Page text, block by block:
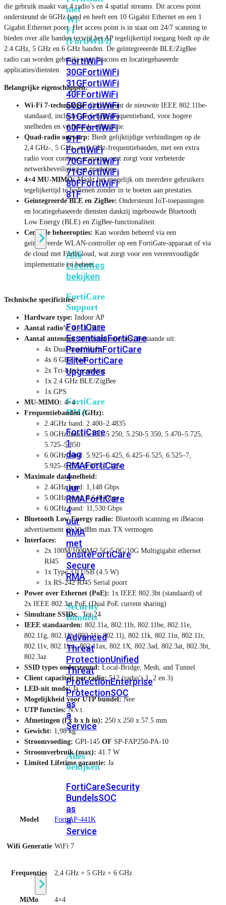
met
Wi-
Fi
(FortiWiFi)
FortiWiFi
30GFortiWiFi
31GFortiWiFi
40FFortiWiFi
50GFortiWiFi
51GFortiWiFi
60FFortiWiFi
61F
FortiWiFi
70GFortiWiFi
71GFortiWiFi
80FFortiWiFi
81F
Licentie
Alle
Licenties
bekijken
FortiCare
Support
FortiCare
EssentialsFortiCare
PremiumFortiCare
EliteFortiCare
Upgrades
FortiCare
RMA
FortiCare
1
dag
RMAFortiCare
4
uur
RMAFortiCare
4
uur
RMA
met
onsiteFortiCare
Secure
RMA
Security
Bundels
Advanced
Threat
ProtectionUnified
Threat
ProtectionEnterprise
ProtectionSOC
as
a
Service
Alles
bekijken
FortiCareSecurity
BundelsSOC
as
a
Service
Beveiliging
die gebruik maakt van 4 radio’s en 4 spatial streams. Dit access point
ondersteund de 6GHz band en heeft een 10 Gigabit Ethernet en een 1
Gigabit Ethernet poort. Het access point is in staat om 24/7 scanning te
bieden over alle banden terwijl het AP tegelijkertijd toegang biedt op de
2.4 GHz, 5 GHz en 6 GHz banden. De geïntegreeerde BLE/ZigBee
radio can worden gebruikt voor beacons en locatiegebaseerde
applicaties/diensten.
Belangrijke eigenschappen:
Wi-Fi 7-technologie:Ondersteunt de nieuwste IEEE 802.11be-
standaard, inclusief de 6 GHz-frequentieband, voor hogere
snelheden en verbeterde efficiëntie.
Quad-radio ontwerp: Biedt gelijktijdige verbindingen op de
2,4 GHz-, 5 GHz- en 6 GHz-frequentiebanden, met een extra
radio voor continue scanning, wat zorgt voor verbeterde
netwerkbeveiliging en prestaties.
4×4 MU-MIMO:Maakt het mogelijk om meerdere gebruikers
tegelijkertijd te bedienen zonder in te boeten aan prestaties.
Geïntegreerde BLE en ZigBee: Ondersteunt IoT-toepassingen
en locatiegebaseerde diensten dankzij ingebouwde Bluetooth
Low Energy (BLE) en ZigBee-functionaliteit.
Centrale beheeropties: Kan worden beheerd via een
geïntegreerde WLAN-controller op een FortiGate-apparaat of via
de cloud met FortiCloud, wat zorgt voor een vereenvoudigde
implementatie en beheer.
Technische specificities:
Hardware type: Indoor AP
Aantal radio’s:4 + 1 BLE
Aantal antennes:10 interne antennes, bestaande uit:
4x Dual band Wi-Fi
4x 6 GHz W-Fi
2x Tri-band scanning
1x 2.4 GHz BLE/ZigBee
1x GPS
MU-MIMO: 4×4
Frequentiebanden (GHz):
2.4GHz band: 2.400–2.4835
5.0GHz band: 5.150–5.250, 5.250-5.350, 5.470–5.725,
5.725–5.850
6.0GHz band: 5.925–6.425, 6.425–6.525, 6.525–7,
5.925–6.875, 6.875–7.125
Maximale datasnelheid:
2.4GHz band: 1,148 Gbps
5.0GHz band: 8,648 Gbps
6.0GHz band: 11,530 Gbps
Bluetooth Low Energy radio: Bluetooth scanning en iBeacon
advertisement @ 10 dBm max TX vermogen
Interfaces:
2x 100M/1000M/2.5G/5.0G/10G Multigigabit ethernet
RJ45
1x Type 3.0 USB (4.5 W)
1x RS-242 RJ45 Serial poort
Power over Ethernet (PoE): 1x IEEE 802.3bt (standaard) of
2x IEEE 802.3at PoE (Dual PoE current sharing)
Simultane SSIDs: Tot 24
IEEE standaarden: 802.11a, 802.11b, 802.11be, 802.11e,
802.11g, 802.11h, 802.11i, 802.11j, 802.11k, 802.11n, 802.11r,
802.11v, 802.11ac, 802.11ax, 802.1X, 802.3ad, 802.3at, 802.3bt,
802.3az
SSID types ondersteund: Local-Bridge, Mesh, and Tunnel
Client capaciteit per radio: 512 (radio’s 1, 2 en 3)
LED-uit mode:Ja
Mogelijkheid voor UTP bundel:Nee
UTP functies:N.v.t.
Afmetingen (l x b x h in): 250 x 250 x 57.5 mm
Gewicht: 1,98 kg
Stroomvoeding: GPI-145 OF SP-FAP250-PA-10
Stroomverbruik (max): 41.7 W
Limited Lifetime garantie: Ja
Model FortiAP-441K
Wifi Generatie WiFi 7
Frequenties 2,4 GHz + 5 GHz + 6 GHz
MiMo 4×4